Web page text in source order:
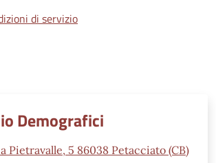
di servizio
Demografici
Pietravalle, 5 86038 Petacciato (CB)